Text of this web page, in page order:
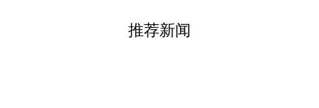
推荐新闻